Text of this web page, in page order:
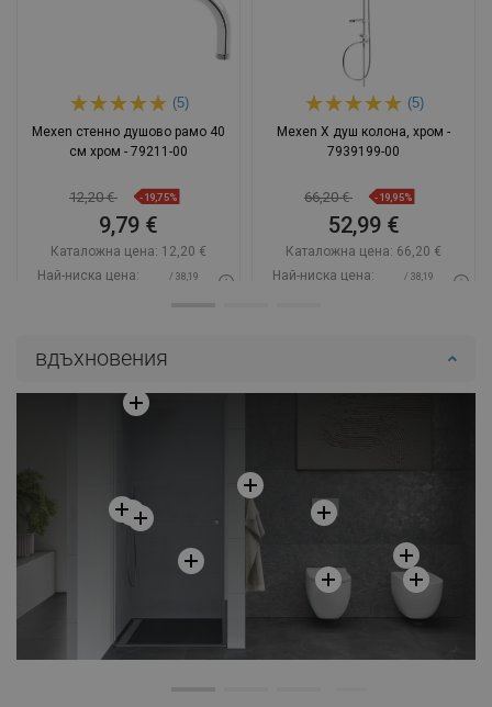
(5)
Mexen стенно душово рамо 40
см хром - 79211-00
12,20 € -19,75%
9,79 €
Каталожна цена: 12,20 €
Най-ниска цена:
/ 38,19
Добави в количката
favorite_border Любима
Сравнете
(5)
Mexen X душ колона, хром -
7939199-00
66,20 € -19,95%
52,99 €
Каталожна цена: 66,20 €
Най-ниска цена:
/ 38,19
Добави в количката
favorite_border Любима
Сравнете
вдъхновения